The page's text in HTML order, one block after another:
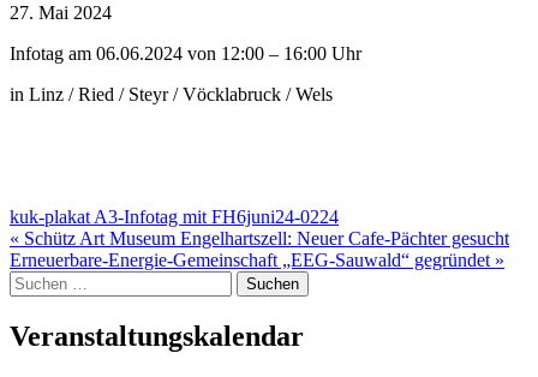
27. Mai 2024
Infotag am 06.06.2024 von 12:00 – 16:00 Uhr
in Linz / Ried / Steyr / Vöcklabruck / Wels
kuk-plakat A3-Infotag mit FH6juni24-0224
Beitragsnavigation
« Schütz Art Museum Engelhartszell: Neuer Cafe-Pächter gesucht
Erneuerbare-Energie-Gemeinschaft „EEG-Sauwald“ gegründet »
Suche
nach:
Veranstaltungskalendar